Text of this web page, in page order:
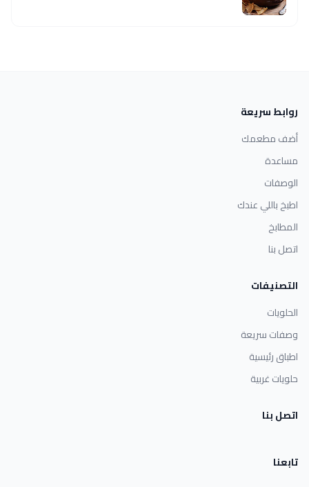
روابط سريعة
أضف مطعمك
مساعدة
الوصفات
اطبخ باللي عندك
المطابخ
اتصل بنا
التصنيفات
الحلويات
وصفات سريعة
اطباق رئيسية
حلويات غربية
اتصل بنا
تابعنا